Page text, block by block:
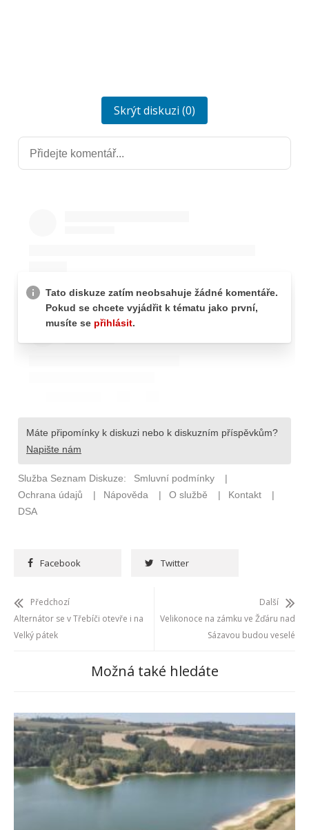
Skrýt diskuzi (0)
Facebook Twitter
Předchozí
Alternátor se v Třebíči otevře i na
Velký pátek
Další
Velikonoce na zámku ve Žďáru nad
Sázavou budou veselé
Možná také hledáte